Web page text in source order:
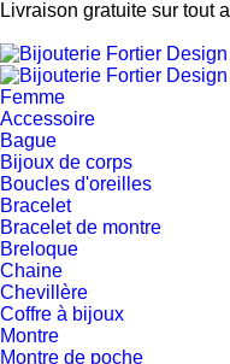
Livraison gratuite sur tout
Femme
Accessoire
Bague
Bijoux de corps
Boucles d'oreilles
Bracelet
Bracelet de montre
Breloque
Chaine
Chevillère
Coffre à bijoux
Montre
Montre de poche